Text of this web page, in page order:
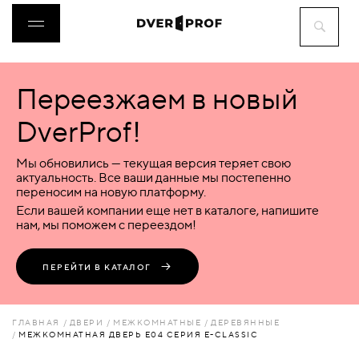
ДВЕРИ
ФУРНИТУРА
ВОРОТА
ПЕРЕГОРОДКИ
Переезжаем в новый
DverProf!
Мы обновились — текущая версия теряет свою
актуальность. Все ваши данные мы постепенно
переносим на новую платформу.
Если вашей компании еще нет в каталоге, напишите
нам, мы поможем с переездом!
ПЕРЕЙТИ В КАТАЛОГ
ГЛАВНАЯ ДВЕРИ МЕЖКОМНАТНЫЕ
ДЕРЕВЯННЫЕ
МЕЖКОМНАТНАЯ ДВЕРЬ Е04 СЕРИЯ Е-CLASSIC